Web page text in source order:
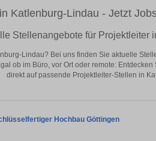
Katlenburg-Lindau - Jetzt
Stellenangebote für Projektleiter
Lindau? Bei uns finden Sie aktuelle
ob im Büro, vor Ort oder remote:
direkt auf passende Projektleiter-Stellen in
Hochbau Göttingen